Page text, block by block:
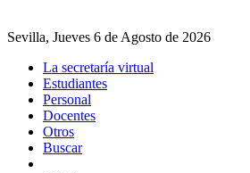
Sevilla, Jueves 6 de Agosto de 2026
La secretaría virtual
Estudiantes
Personal
Docentes
Otros
Buscar